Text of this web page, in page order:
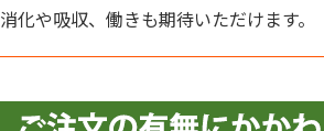
消化や吸収、働きも期待いただけます。